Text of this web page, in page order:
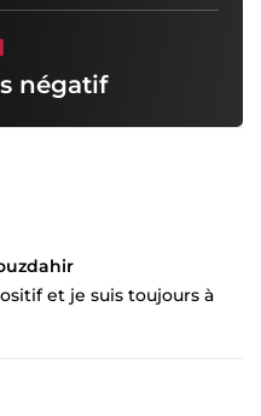
négatif
et je suis toujours à